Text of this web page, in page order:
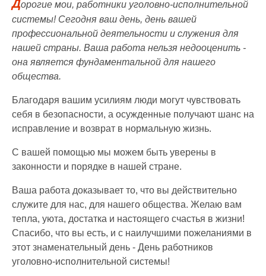
Дорогие мои, работники уголовно-исполнительной
системы! Сегодня ваш день, день вашей
профессиональной деятельности и служения для
нашей страны. Ваша работа нельзя недооценить -
она является фундаментальной для нашего
общества.
Благодаря вашим усилиям люди могут чувствовать
себя в безопасности, а осужденные получают шанс на
исправление и возврат в нормальную жизнь.
С вашей помощью мы можем быть уверены в
законности и порядке в нашей стране.
Ваша работа доказывает то, что вы действительно
служите для нас, для нашего общества. Желаю вам
тепла, уюта, достатка и настоящего счастья в жизни!
Спасибо, что вы есть, и с наилучшими пожеланиями в
этот знаменательный день - День работников
уголовно-исполнительной системы!